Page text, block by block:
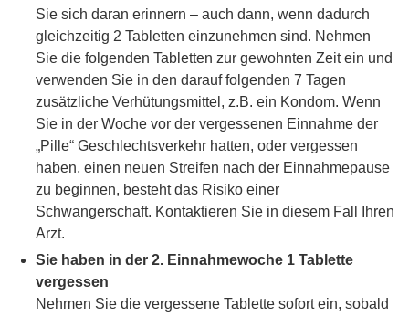
Sie sich daran erinnern – auch dann, wenn dadurch
gleichzeitig 2 Tabletten einzunehmen sind. Nehmen
Sie die folgenden Tabletten zur gewohnten Zeit ein und
verwenden Sie in den darauf folgenden 7 Tagen
zusätzliche Verhütungsmittel, z.B. ein Kondom. Wenn
Sie in der Woche vor der vergessenen Einnahme der
„Pille“ Geschlechtsverkehr hatten, oder vergessen
haben, einen neuen Streifen nach der Einnahmepause
zu beginnen, besteht das Risiko einer
Schwangerschaft. Kontaktieren Sie in diesem Fall Ihren
Arzt.
Sie haben in der 2. Einnahmewoche 1 Tablette
vergessen
Nehmen Sie die vergessene Tablette sofort ein, sobald